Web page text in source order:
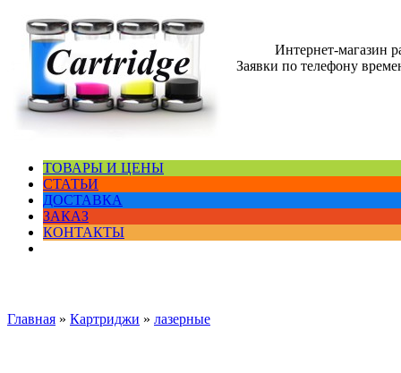
Интернет-магазин
Заявки по телефону
ТОВАРЫ И ЦЕНЫ
СТАТЬИ
ДОСТАВКА
ЗАКАЗ
КОНТАКТЫ
Главная » Картриджи » лазерные